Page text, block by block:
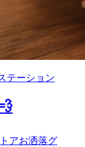
テーション
アお洒落グ